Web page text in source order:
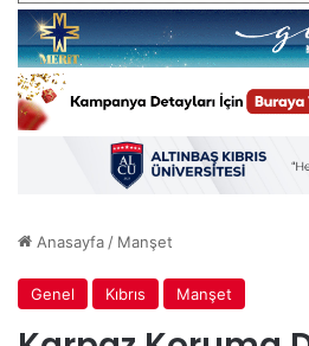
Anasayfa/ Manşet
Genel Kıbrıs Manşet